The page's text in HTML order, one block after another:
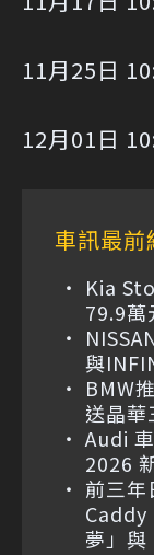
11月25日
12月01日
車訊最前
Kia
79.9萬
與
BMW
送晶
Audi
2026
前三
Caddy
夢」與